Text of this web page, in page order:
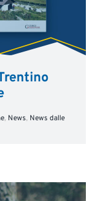
, News, News dalle